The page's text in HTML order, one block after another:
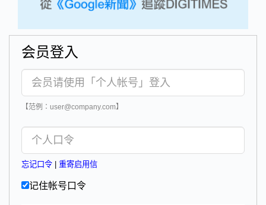
会员登入
【范例：user@company.com】
忘记口令 重寄启用信
记住帐号口令